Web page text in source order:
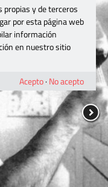
propias y de terceros
por esta página web
información
en nuestro sitio
Acepto· No acepto